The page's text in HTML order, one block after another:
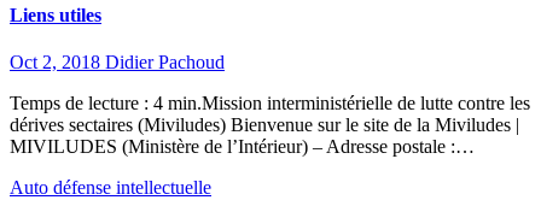
Liens utiles
Oct 2, 2018 Didier Pachoud
Temps de lecture : 4 min.Mission interministérielle de lutte contre les
dérives sectaires (Miviludes) Bienvenue sur le site de la Miviludes |
MIVILUDES (Ministère de l’Intérieur) – Adresse postale :…
Auto défense intellectuelle